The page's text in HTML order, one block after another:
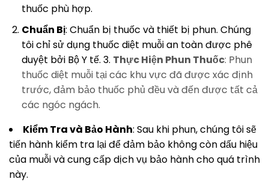
thuốc phù hợp.
Chuẩn Bị: Chuẩn bị thuốc và thiết bị phun. Chúng
tôi chỉ sử dụng thuốc diệt muỗi an toàn được phê
duyệt bởi Bộ Y tế. 3. Thực Hiện Phun Thuốc: Phun
thuốc diệt muỗi tại các khu vực đã được xác định
trước, đảm bảo thuốc phủ đều và đến được tất cả
các ngóc ngách.
Kiểm Tra và Bảo Hành: Sau khi phun, chúng tôi sẽ
tiến hành kiểm tra lại để đảm bảo không còn dấu hiệu
của muỗi và cung cấp dịch vụ bảo hành cho quá trình
này.